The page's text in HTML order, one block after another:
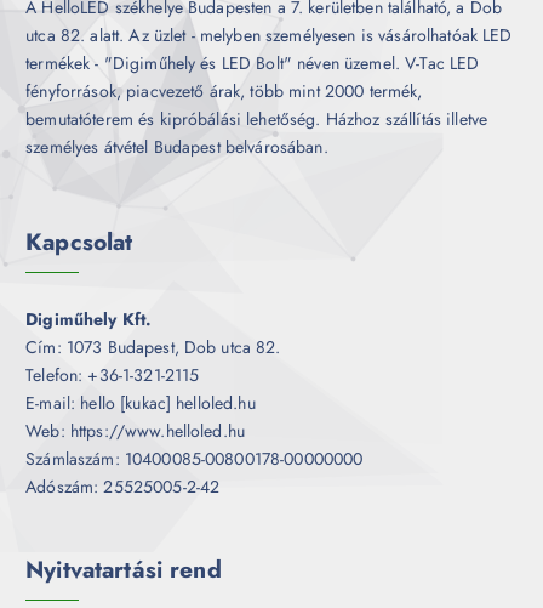
A HelloLED székhelye Budapesten a 7. kerületben található, a Dob
utca 82. alatt. Az üzlet - melyben személyesen is vásárolhatóak LED
termékek - "Digiműhely és LED Bolt" néven üzemel. V-Tac LED
fényforrások, piacvezető árak, több mint 2000 termék,
bemutatóterem és kipróbálási lehetőség. Házhoz szállítás illetve
személyes átvétel Budapest belvárosában.
Kapcsolat
Digiműhely Kft.
Cím: 1073 Budapest, Dob utca 82.
Telefon: +36-1-321-2115
E-mail: hello [kukac] helloled.hu
Web: https://www.helloled.hu
Számlaszám: 10400085-00800178-00000000
Adószám: 25525005-2-42
Nyitvatartási rend